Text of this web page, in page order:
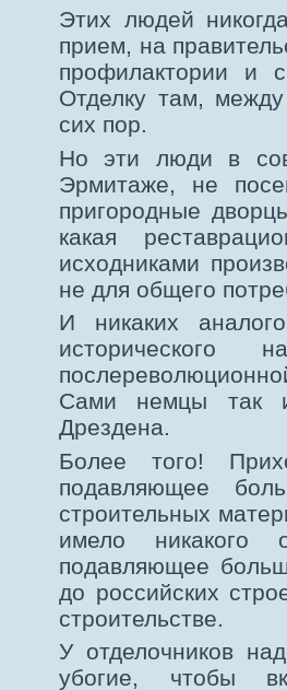
Этих людей
прием, на
профилактории и
Отделку там,
сих пор.
Но эти люди в
Эрмитаже, не
пригородные
какая
исходниками
не для общего
И никаких
исторического
Сами немцы так и
Дрездена.
Более того!
подавляющее
строительных
имело никакого
подавляющее
до российских
строительстве.
У отделочников
убогие, чтобы